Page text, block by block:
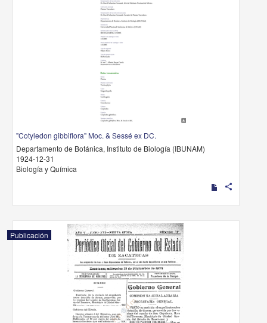
"Cotyledon gibbiflora" Moc. & Sessé ex DC.
Departamento de Botánica, Instituto de Biología (IBUNAM)
1924-12-31
Biología y Química
share
Publicación